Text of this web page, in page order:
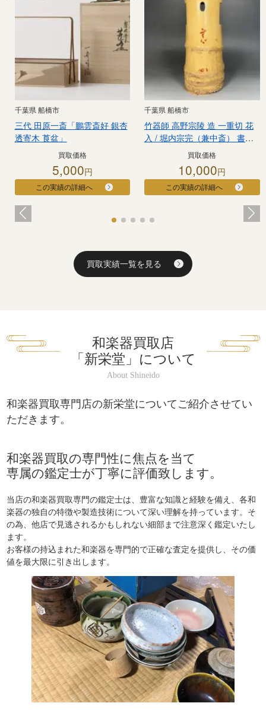
千葉県 船橋市
三代 田原一斎「鵬雲斎好 銀杏
透寄木 莨盆」
買取価格
5,000円
この実績の詳細へ
千葉県 船橋市
竹器師 高野宗陵 造 一重切 花
入 / 堀内宗完（兼中斎） 書付
買取価格
10,000円
この実績の詳細へ
買取実績一覧を見る
和楽器買取店
「新栄堂」について
和楽器買取専門店の新栄堂についてご紹介させてい
ただきます。
和楽器買取の専門性に焦点を当て
専属の鑑定士が丁寧に評価致します。
当店の和楽器買取専門の鑑定士は、豊富な知識と経験を備え、各和
楽器の独自の特徴や製造技術について深い理解を持っています。そ
の為、他店で見逃されるかもしれない細部まで注意深く鑑定いたし
ます。
お客様の持込まれた和楽器を専門的で正確な査定を提供し、その価
値を最大限に引き出します。